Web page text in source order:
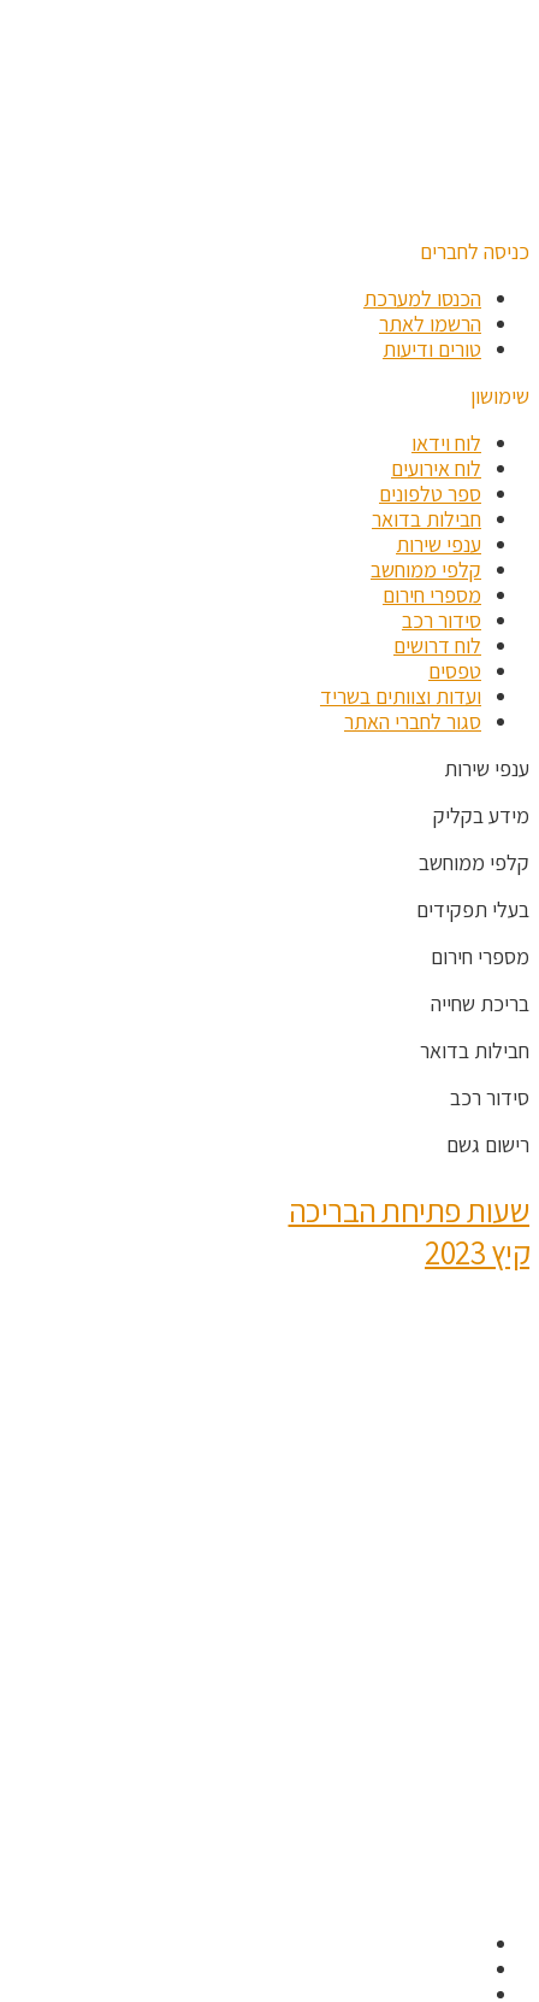
כניסה לחברים
הכנסו למערכת
הרשמו לאתר
טורים ודיעות
שימושון
לוח וידאו
לוח אירועים
ספר טלפונים
חבילות בדואר
ענפי שירות
קלפי ממוחשב
מספרי חירום
סידור רכב
לוח דרושים
טפסים
ועדות וצוותים בשריד
סגור לחברי האתר
ענפי שירות
מידע בקליק
קלפי ממוחשב
בעלי תפקידים
מספרי חירום
בריכת שחייה
חבילות בדואר
סידור רכב
רישום גשם
שעות פתיחת הבריכה
קיץ 2023